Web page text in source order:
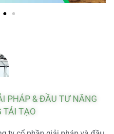
PHÁP & ĐẦU TƯ NĂNG
TÁI TẠO